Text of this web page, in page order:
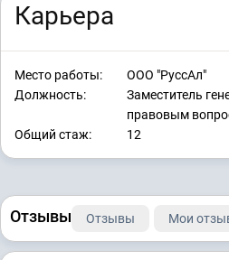
Карьера
Место работы:
ООО "РуссАл"
Должность:
Заместитель
правовым
Общий стаж:
12
Отзывы Отзывы Мои